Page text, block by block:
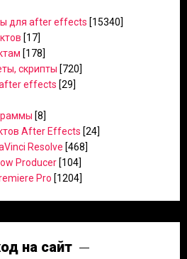
для after effects [15340]
[17]
[178]
скрипты [720]
effects [29]
[8]
After Effects [24]
Resolve [468]
Producer [104]
Pro [1204]
на сайт